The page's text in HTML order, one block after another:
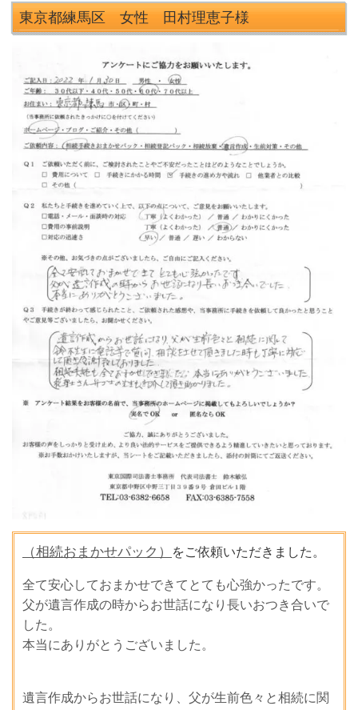
東京都練馬区 女性 田村理恵子様
（相続おまかせパック） をご依頼いただきました。
全て安心しておまかせできてとても心強かったです。
父が遺言作成の時からお世話になり長いおつき合いで
した。
本当にありがとうございました。
遺言作成からお世話になり、父が生前色々と相続に関